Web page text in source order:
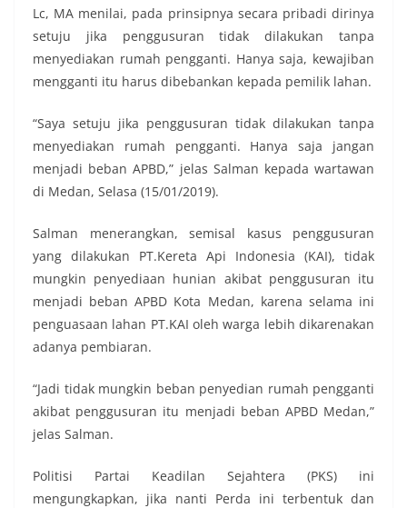
Lc, MA menilai, pada prinsipnya secara pribadi dirinya
setuju jika penggusuran tidak dilakukan tanpa
menyediakan rumah pengganti. Hanya saja, kewajiban
mengganti itu harus dibebankan kepada pemilik lahan.
“Saya setuju jika penggusuran tidak dilakukan tanpa
menyediakan rumah pengganti. Hanya saja jangan
menjadi beban APBD,” jelas Salman kepada wartawan
di Medan, Selasa (15/01/2019).
Salman menerangkan, semisal kasus penggusuran
yang dilakukan PT.Kereta Api Indonesia (KAI), tidak
mungkin penyediaan hunian akibat penggusuran itu
menjadi beban APBD Kota Medan, karena selama ini
penguasaan lahan PT.KAI oleh warga lebih dikarenakan
adanya pembiaran.
“Jadi tidak mungkin beban penyedian rumah pengganti
akibat penggusuran itu menjadi beban APBD Medan,”
jelas Salman.
Politisi Partai Keadilan Sejahtera (PKS) ini
mengungkapkan, jika nanti Perda ini terbentuk dan